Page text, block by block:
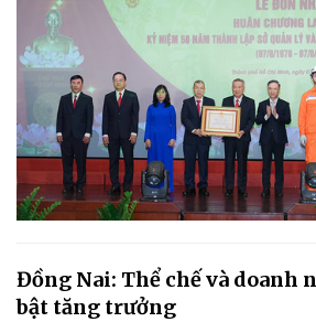
Đồng Nai: Thể chế và doanh
bật tăng trưởng